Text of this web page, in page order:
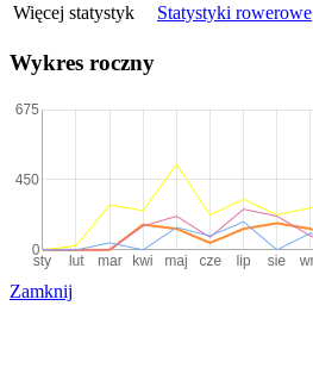
Więcej statystyk
Statystyki rowerowe
Wykres roczny
Zamknij